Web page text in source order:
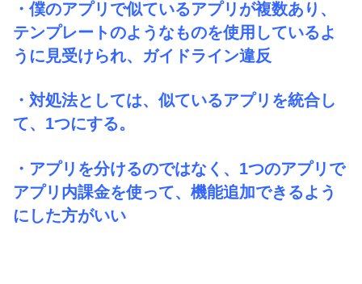
・僕のアプリで似ているアプリが複数あり、
テンプレートのようなものを使用しているよ
うに見受けられ、ガイドライン違反
・対処法としては、似ているアプリを統合し
て、1つにする。
・アプリを分けるのではなく、1つのアプリで
アプリ内課金を使って、機能追加できるよう
にした方がいい